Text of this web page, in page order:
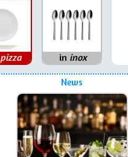
pizza in inox
News